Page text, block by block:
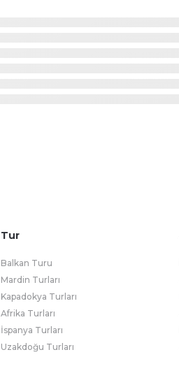
Tur
Balkan Turu
Mardin Turları
Kapadokya Turları
Afrika Turları
İspanya Turları
Uzakdoğu Turları